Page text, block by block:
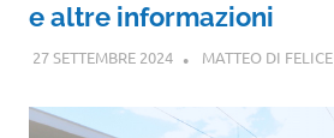
e altre informazioni
27 SETTEMBRE 2024 MATTEO DI FELICE